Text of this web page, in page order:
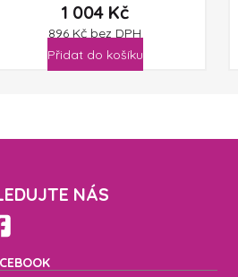
1 004 Kč
896 Kč bez DPH
Přidat do košíku
NÁS